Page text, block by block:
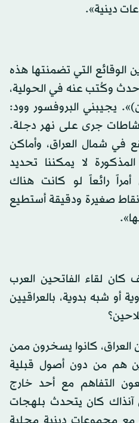
دينية».
التي تضمنتها هذه
حدث وكُتب عنه في الحولية،
يجيبني البروفسور وود:
جرى على نهر دجلة.
في شمال العراق، وأماكن
لا يمكننا تحديد
رائعاً لو كانت هناك
صغيرة ودقيقة أستطيع
لقاء الفاتحين العرب
أو شبه بدوية، بالعراقيين
كانوا يسخرون ممن
هم من دون أصول قبلية
التفاهم مع أحد خارج
آنذاك كان يتحدث بلهجات